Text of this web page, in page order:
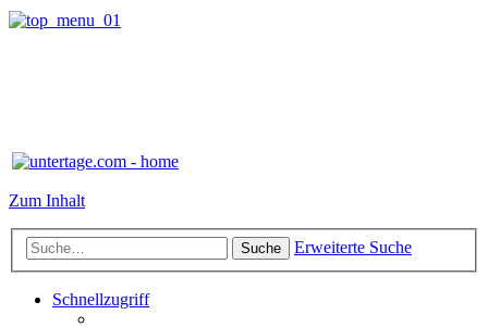
Zum Inhalt
Suche Erweiterte Suche
Schnellzugriff